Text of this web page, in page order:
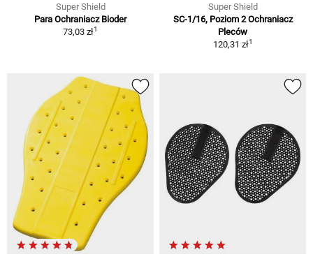
Super Shield
Para Ochraniacz Bioder
73,03 zł1
Super Shield
SC-1/16, Poziom 2 Ochraniacz
Pleców
120,31 zł1